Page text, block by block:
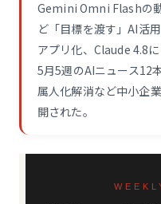
Gemini Omni Flashの
ど「目標を渡す」AI活
アプリ化、Claude 4.8
5月5週のAIニュース12
属人化解消など中小企
開された。